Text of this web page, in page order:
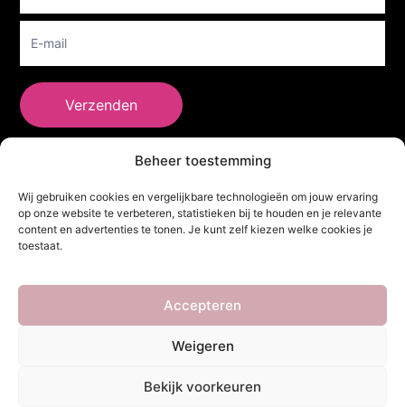
Beheer toestemming
Wij gebruiken cookies en vergelijkbare technologieën om jouw ervaring
op onze website te verbeteren, statistieken bij te houden en je relevante
content en advertenties te tonen. Je kunt zelf kiezen welke cookies je
toestaat.
Accepteren
Weigeren
Bekijk voorkeuren
Verzenden
Adres
. Alle rechten voorbehouden. Powered by
Webdesigner &YHDS